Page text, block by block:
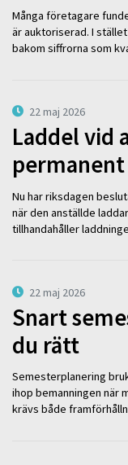
Många företagare
är auktoriserad. I
bakom siffrorna som
22 maj 2026
Laddel vid
Nu har riksdagen
när den anställde
tillhandahåller
22 maj 2026
Snart
du rätt
Semesterplanering
ihop bemanningen när
krävs både